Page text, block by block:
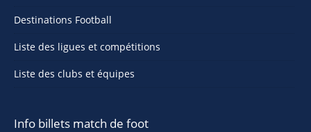
Destinations Football
Liste des ligues et compétitions
Liste des clubs et équipes
Info billets match de foot